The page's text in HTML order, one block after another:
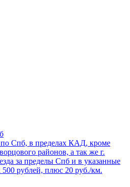
по Спб, в пределах КАД, кроме
районов, а так же г.
за пределы Спб и в указанные
500 рублей, плюс 20 руб./км.